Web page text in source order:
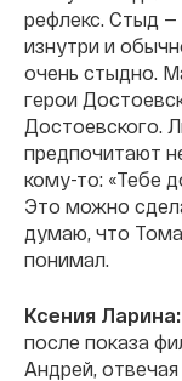
рефлекс. Стыд
изнутри и
очень стыдно.
герои
Достоевского.
предпочитают
кому-то: «Тебе
Это можно
думаю, что
понимал.
Ксения Ларина:
после показа
Андрей,